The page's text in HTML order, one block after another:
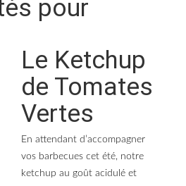
pour
mais deux nouveaux produits que
mois de janvier.
Le Ketchup
de Tomates
Vertes
En attendant d’accompagner
vos barbecues cet été, notre
ketchup au goût acidulé et